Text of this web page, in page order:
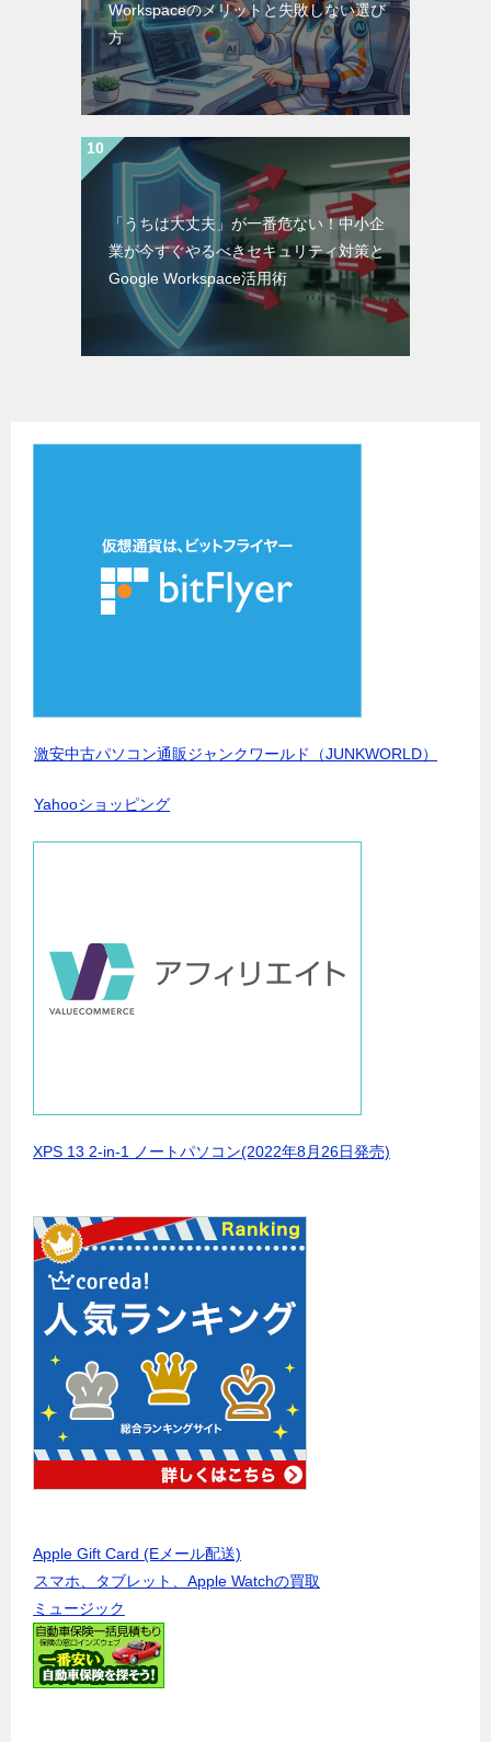
Workspaceのメリットと失敗しない選び
方
「うちは大丈夫」が一番危ない！中小企
業が今すぐやるべきセキュリティ対策と
Google Workspace活用術
激安中古パソコン通販ジャンクワールド（JUNKWORLD）
Yahooショッピング
XPS 13 2-in-1 ノートパソコン(2022年8月26日発売)
Apple Gift Card (Eメール配送)
スマホ、タブレット、Apple Watchの買取
ミュージック